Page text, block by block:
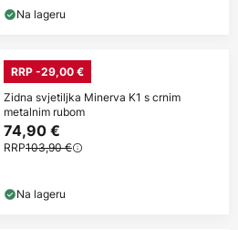
Na lageru
RRP -29,00 €
Zidna svjetiljka Minerva K1 s crnim
metalnim rubom
74,90 €
RRP103,90 €
Na lageru